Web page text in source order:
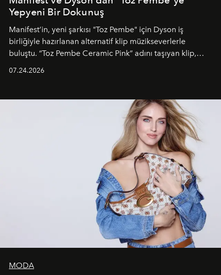
Yepyeni Bir Dokunuş
Manifest’in, yeni şarkısı "Toz Pembe" için Dyson iş
birliğiyle hazırlanan alternatif klip müzikseverlerle
buluştu. “Toz Pembe Ceramic Pink” adını taşıyan klip,
unsurlarından biri olarak öne çıkıyor.
07.24.2026
MODA